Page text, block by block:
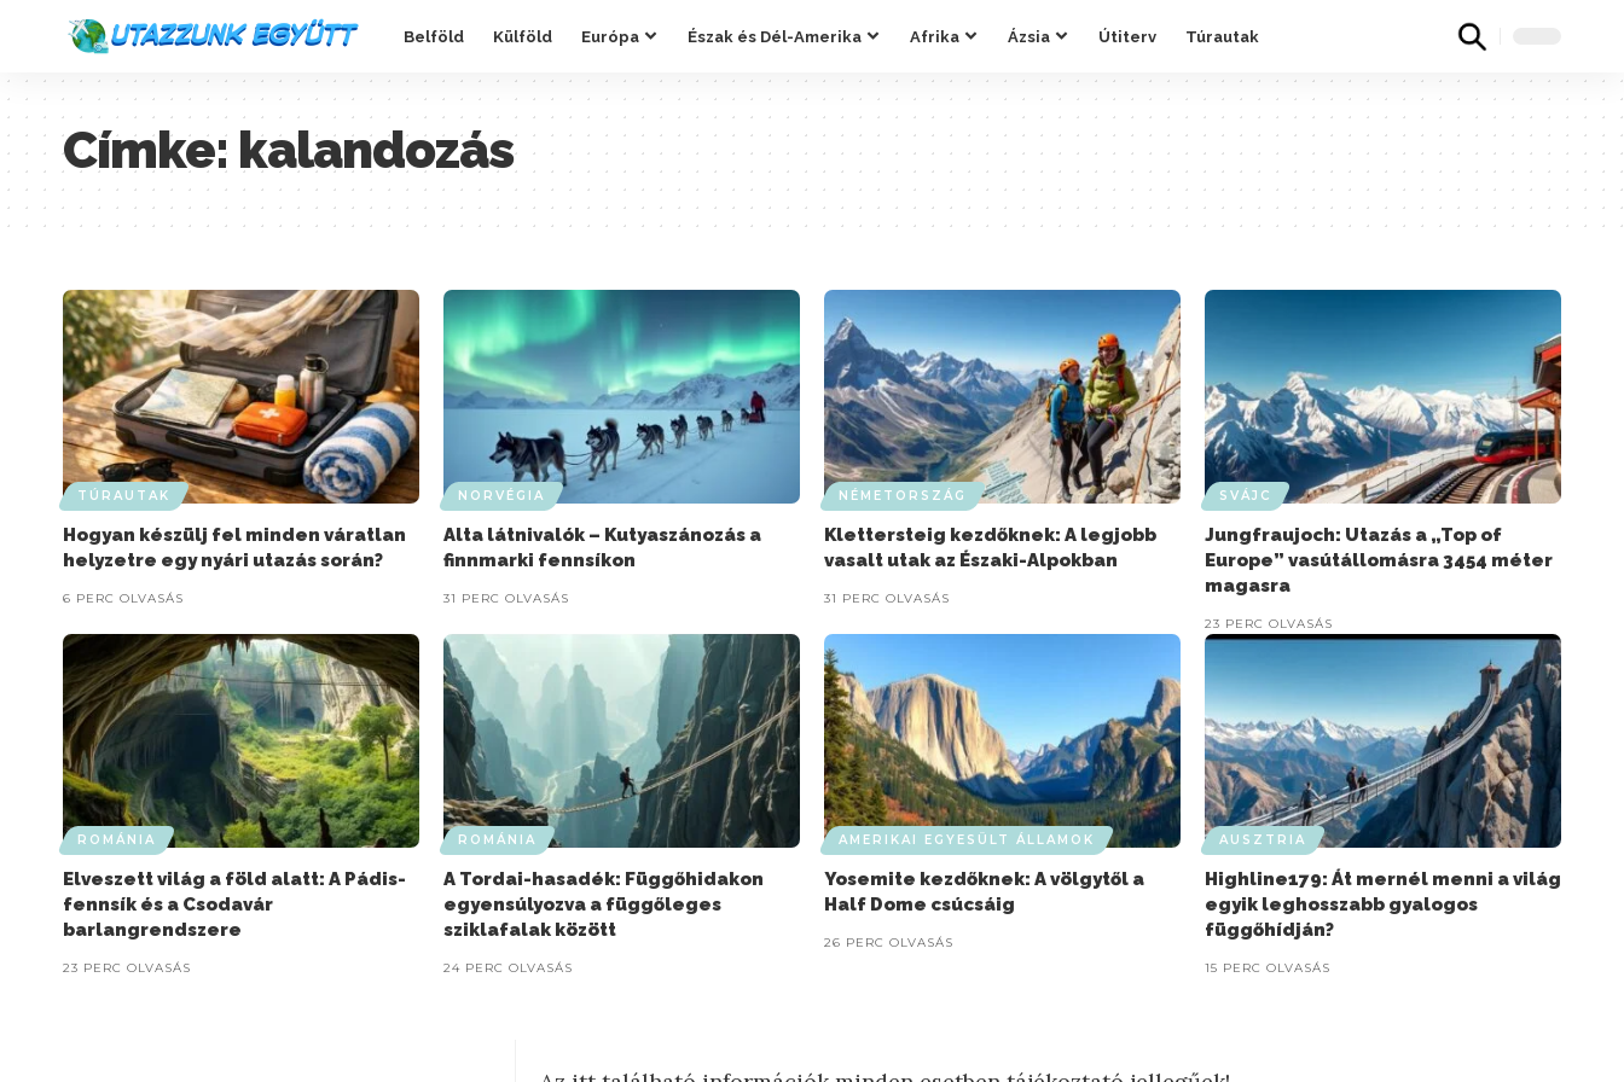
Belföld Külföld Európa Észak és Dél-Amerika Afrika Ázsia Útiterv Túrautak
Címke: kalandozás
TÚRAUTAK
Hogyan készülj fel minden váratlan
helyzetre egy nyári utazás során?
6 PERC OLVASÁS
NORVÉGIA
Alta látnivalók – Kutyaszánozás a
finnmarki fennsíkon
31 PERC OLVASÁS
NÉMETORSZÁG
Klettersteig kezdőknek: A legjobb
vasalt utak az Északi-Alpokban
31 PERC OLVASÁS
SVÁJC
Jungfraujoch: Utazás a „Top of
Europe” vasútállomásra 3454 méter
magasra
23 PERC OLVASÁS
ROMÁNIA
Elveszett világ a föld alatt: A Pádis-
fennsík és a Csodavár
barlangrendszere
23 PERC OLVASÁS
ROMÁNIA
A Tordai-hasadék: Függőhidakon
egyensúlyozva a függőleges
sziklafalak között
24 PERC OLVASÁS
AMERIKAI EGYESÜLT ÁLLAMOK
Yosemite kezdőknek: A völgytől a
Half Dome csúcsáig
26 PERC OLVASÁS
AUSZTRIA
Highline179: Át mernél menni a világ
egyik leghosszabb gyalogos
függőhídján?
15 PERC OLVASÁS